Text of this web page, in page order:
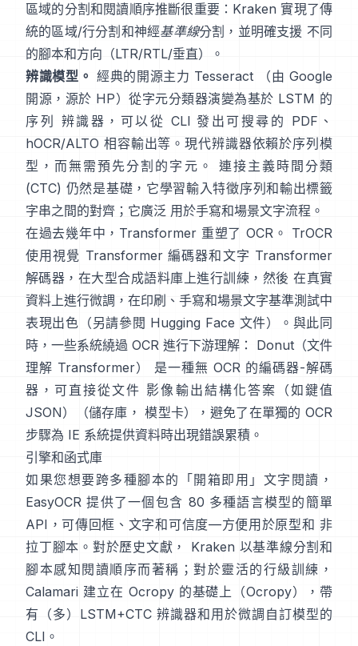
區域的分割和閱讀順序推斷很重要： Kraken 實現了傳
統的區域/行分割和神經基準線分割，並明確支援 不同
的腳本和方向（LTR/RTL/垂直）。
辨識模型。 經典的開源主力 Tesseract
（由 Google
開源，源於 HP）從字元分類器演變為基於 LSTM 的
序列 辨識器，可以從 CLI 發出可搜尋的 PDF、
hOCR/ALTO 相容輸出等。現代辨識器依賴於序列模
型，而無需預先分割的字元。
連接主義時間分類
(CTC) 仍然是基礎，它學習輸入特徵序列和輸出標籤
字串之間的對齊；它廣泛 用於手寫和場景文字流程。
在過去幾年中，Transformer 重塑了 OCR。 TrOCR
使用視覺 Transformer 編碼器和文字 Transformer
解碼器，在大型合成語料庫上進行訓練，然後 在真實
資料上進行微調，在印刷、手寫和場景文字基準測試中
表現出色（另請參閱 Hugging Face 文件）。與此同
時，一些系統繞過 OCR 進行下游理解：
Donut（文件
理解 Transformer）
是一種無 OCR 的編碼器-解碼
器，可直接從文件 影像輸出結構化答案（如鍵值
JSON）（儲存庫 ， 模型卡），避免了在單獨的 OCR
步驟為 IE 系統提供資料時出現錯誤累積。
引擎和函式庫
如果您想要跨多種腳本的「開箱即用」文字閱讀，
EasyOCR 提供了一個包含 80 多種語言模型的簡單
API，可傳回框、文字和可信度—方便用於原型和 非
拉丁腳本。對於歷史文獻，
Kraken 以基準線分割和
腳本感知閱讀順序而著稱；對於靈活的行級訓練，
Calamari 建立在 Ocropy 的基礎上（Ocropy），帶
有（多）LSTM+CTC 辨識器和用於微調自訂模型的
CLI。